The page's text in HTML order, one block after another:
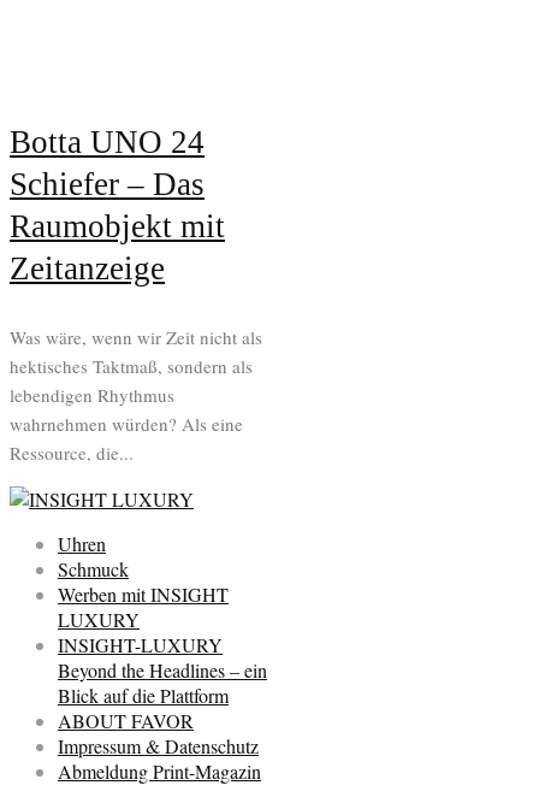
Botta UNO 24
Schiefer – Das
Raumobjekt mit
Zeitanzeige
Was wäre, wenn wir Zeit nicht als
hektisches Taktmaß, sondern als
lebendigen Rhythmus
wahrnehmen würden? Als eine
Ressource, die...
Uhren
Schmuck
Werben mit INSIGHT
LUXURY
INSIGHT-LUXURY
Beyond the Headlines – ein
Blick auf die Plattform
ABOUT FAVOR
Impressum & Datenschutz
Abmeldung Print-Magazin